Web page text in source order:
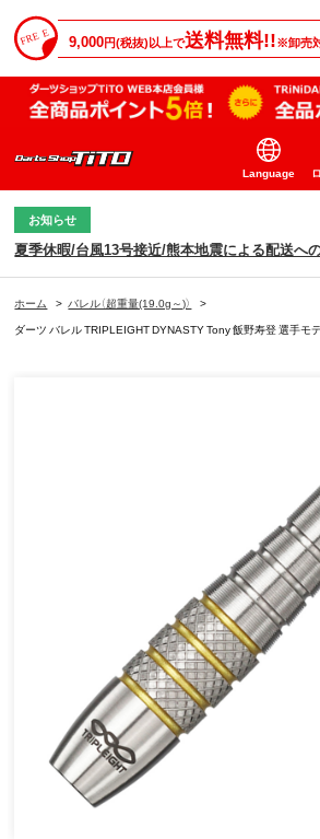
9,000円(税抜)以上で送料無料!!※卸売
Language
お知らせ
夏季休暇/台風13号接近/熊本地震による配送へ
ホーム > バレル（超重量(19.0g～)）
>
ダーツ バレル TRIPLEIGHT DYNASTY Tony 飯野寿登 選手モ